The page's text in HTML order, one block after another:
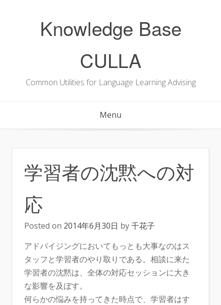
Knowledge Base
CULLA
Common Utilities for Language Learning Advising
Menu
学習者の沈黙への対
応
Posted on 2014年6月30日 by千花子
アドバイジングにおいてもっとも大事なのはス
タッフと学習者のやり取りである。相談に来た
学習者の沈黙は、全体の対応セッションに大き
な影響を及ぼす。
何らかの悩みを持ってきた時点で、学習者はす